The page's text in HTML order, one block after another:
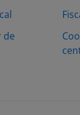
de